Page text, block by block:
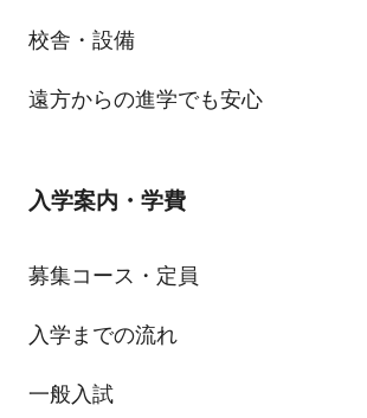
校舎・設備
遠方からの進学でも安心
入学案内・学費
募集コース・定員
入学までの流れ
一般入試